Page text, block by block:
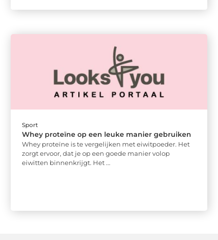
Sport
Whey proteïne op een leuke manier gebruiken
Whey proteïne is te vergelijken met eiwitpoeder. Het
zorgt ervoor, dat je op een goede manier volop
eiwitten binnenkrijgt. Het ...